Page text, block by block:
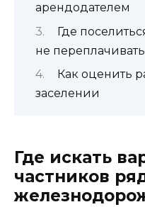
арендодателем
Где
не переплачивать
Как оценить
заселении
Где искать
частников